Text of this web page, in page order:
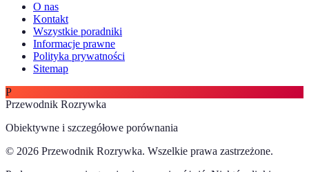
O nas
Kontakt
Wszystkie poradniki
Informacje prawne
Polityka prywatności
Sitemap
P
Przewodnik Rozrywka
Obiektywne i szczegółowe porównania
© 2026 Przewodnik Rozrywka. Wszelkie prawa zastrzeżone.